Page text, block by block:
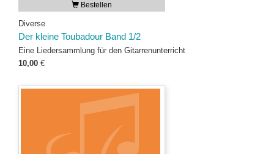
Bestellen
Diverse
Der kleine Toubadour Band 1/2
Eine Liedersammlung für den Gitarrenunterricht
10,00 €